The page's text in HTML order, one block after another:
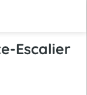
Escalier